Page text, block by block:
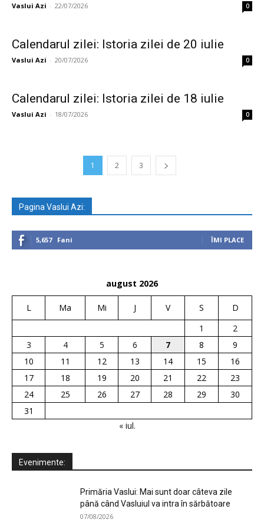
Vaslui Azi - 22/07/2026 0
Calendarul zilei: Istoria zilei de 20 iulie
Vaslui Azi - 20/07/2026 0
Calendarul zilei: Istoria zilei de 18 iulie
Vaslui Azi - 18/07/2026 0
1 2 3
Pagina Vaslui Azi:
5,657 Fani ÎMI PLACE
august 2026
L Ma Mi J V S
D
1
2
3
4 5 6 7 8
9
10
11 12 13 14 15
16
17
18 19 20 21 22
23
24
25 26 27 28 29
30
31
« iul.
Evenimente:
Primăria Vaslui: Mai sunt doar câteva zile
până când Vasluiul va intra în sărbătoare
07/08/2026